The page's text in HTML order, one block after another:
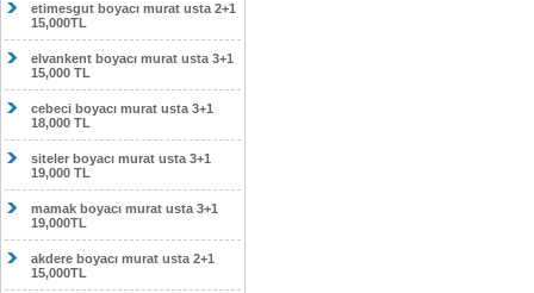
etimesgut boyacı murat usta 2+1
15,000TL
elvankent boyacı murat usta 3+1
15,000 TL
cebeci boyacı murat usta 3+1
18,000 TL
siteler boyacı murat usta 3+1
19,000 TL
mamak boyacı murat usta 3+1
19,000TL
akdere boyacı murat usta 2+1
15,000TL